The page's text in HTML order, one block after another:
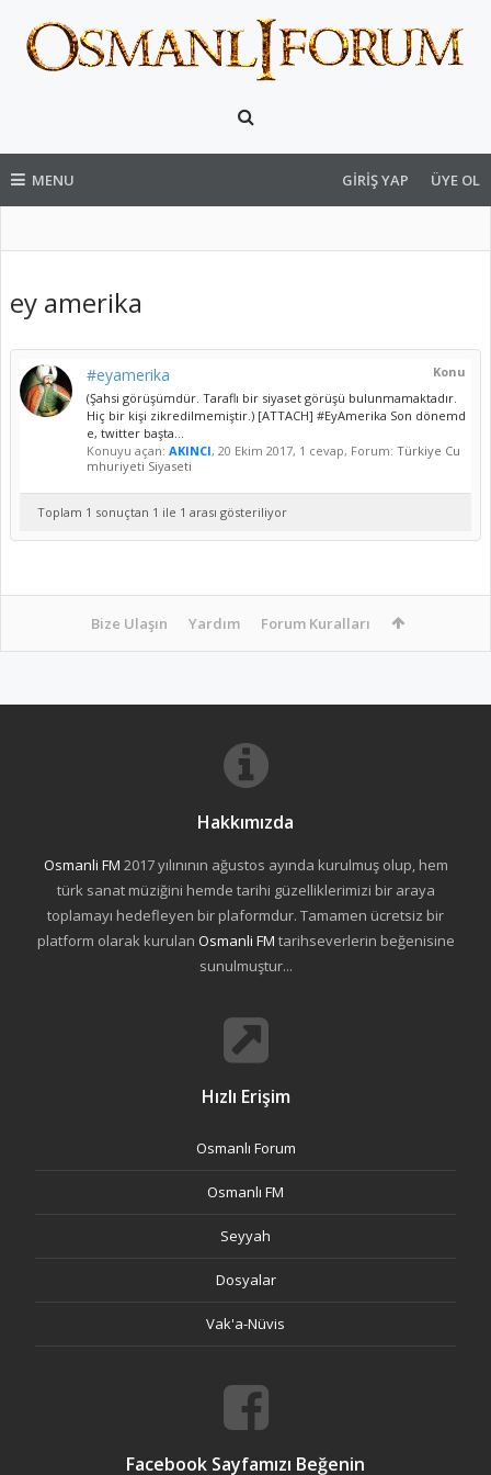
MENU GIRIŞ YAP ÜYE OL
ey amerika
Konu
#eyamerika
(Şahsi görüşümdür. Taraflı bir siyaset görüşü bulunmamaktadır.
Hiç bir kişi zikredilmemiştir.) [ATTACH] #EyAmerika Son dönemd
e, twitter başta...
Konuyu açan: AKINCI, 20 Ekim 2017, 1 cevap, Forum: Türkiye Cu
mhuriyeti Siyaseti
Toplam 1 sonuçtan 1 ile 1 arası gösteriliyor
Bize Ulaşın Yardım Forum Kuralları
Hakkımızda
Osmanli FM 2017 yılınının ağustos ayında kurulmuş olup, hem
türk sanat müziğini hemde tarihi güzelliklerimizi bir araya
toplamayı hedefleyen bir plaformdur. Tamamen ücretsiz bir
platform olarak kurulan Osmanli FM tarihseverlerin beğenisine
sunulmuştur...
Hızlı Erişim
Osmanlı Forum
Osmanlı FM
Seyyah
Dosyalar
Vak'a-Nüvis
Facebook Sayfamızı Beğenin